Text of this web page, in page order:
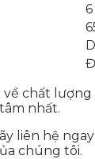
6
về chất
nhất.
liên hệ ngay
chúng tôi.